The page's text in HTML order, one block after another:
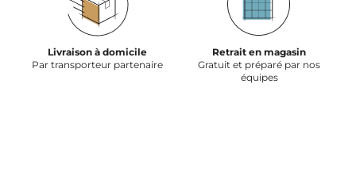
Livraison à domicile
Par transporteur partenaire
Retrait en magasin
Gratuit et préparé par nos
équipes